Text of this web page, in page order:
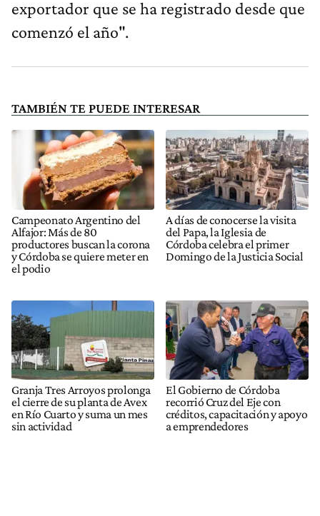
exportador que se ha registrado desde que
comenzó el año".
TAMBIÉN TE PUEDE INTERESAR
Campeonato Argentino del
Alfajor: Más de 80
productores buscan la corona
y Córdoba se quiere meter en
el podio
A días de conocerse la visita
del Papa, la Iglesia de
Córdoba celebra el primer
Domingo de la Justicia Social
Granja Tres Arroyos prolonga
el cierre de su planta de Avex
en Río Cuarto y suma un mes
sin actividad
El Gobierno de Córdoba
recorrió Cruz del Eje con
créditos, capacitación y apoyo
a emprendedores